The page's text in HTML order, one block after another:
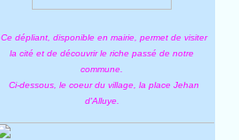
Ce dépliant, disponible en mairie, permet de visiter
la cité et de découvrir le riche passé de notre
commune.
Ci-dessous, le coeur du village, la place Jehan
d'Alluye.